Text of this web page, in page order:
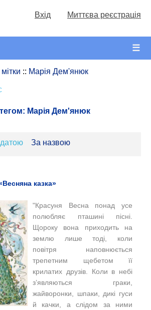
Вхід Миттєва реєстрація
☰
мітки :: Марія Дем'янюк
Марія Дем'янюк
За назвою
казка»
"Красуня Весна понад усе
полюбляє пташині пісні.
Щороку вона приходить на
землю лише тоді, коли
повітря наповнюється
трепетним щебетом її
крилатих друзів. Коли в небі
з’являються граки,
жайворонки, шпаки, дикі гуси
й качки, а слідом за ними